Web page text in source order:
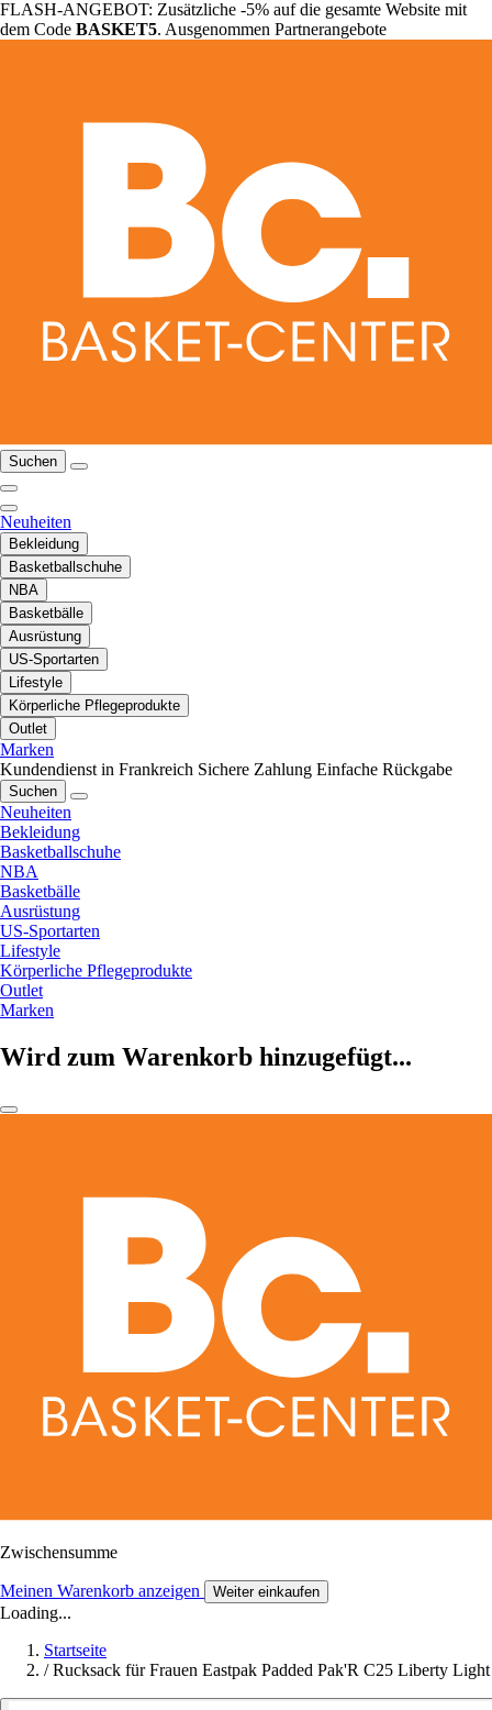
FLASH-ANGEBOT: Zusätzliche -5% auf die gesamte Website mit
dem Code BASKET5. Ausgenommen Partnerangebote
Suchen
Neuheiten
Bekleidung
Basketballschuhe
NBA
Basketbälle
Ausrüstung
US-Sportarten
Lifestyle
Körperliche Pflegeprodukte
Outlet
Marken
Kundendienst in Frankreich Sichere Zahlung Einfache Rückgabe
Suchen
Neuheiten
Bekleidung
Basketballschuhe
NBA
Basketbälle
Ausrüstung
US-Sportarten
Lifestyle
Körperliche Pflegeprodukte
Outlet
Marken
Wird zum Warenkorb hinzugefügt...
Zwischensumme
Meinen Warenkorb anzeigen Weiter einkaufen
Loading...
Startseite
/ Rucksack für Frauen Eastpak Padded Pak'R C25 Liberty Light